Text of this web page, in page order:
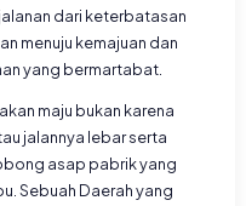
dari keterbatasan
menuju kemajuan dan
yang bermartabat.
maju bukan karena
jalannya lebar serta
asap pabrik yang
Sebuah Daerah yang